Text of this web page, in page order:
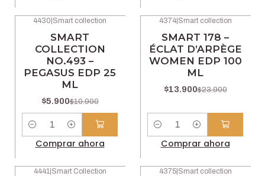
4430 Smart collection
SMART
COLLECTION
NO.493 –
PEGASUS EDP 25
ML
$5.900$10.900
Cantidad
Comprar ahora
4374| Smart collection
SMART 178 –
ÉCLAT D’ARPÈGE
WOMEN EDP 100
ML
$13.900$23.900
Cantidad
Comprar ahora
4441 |Smart Collection 4375|Smart collection